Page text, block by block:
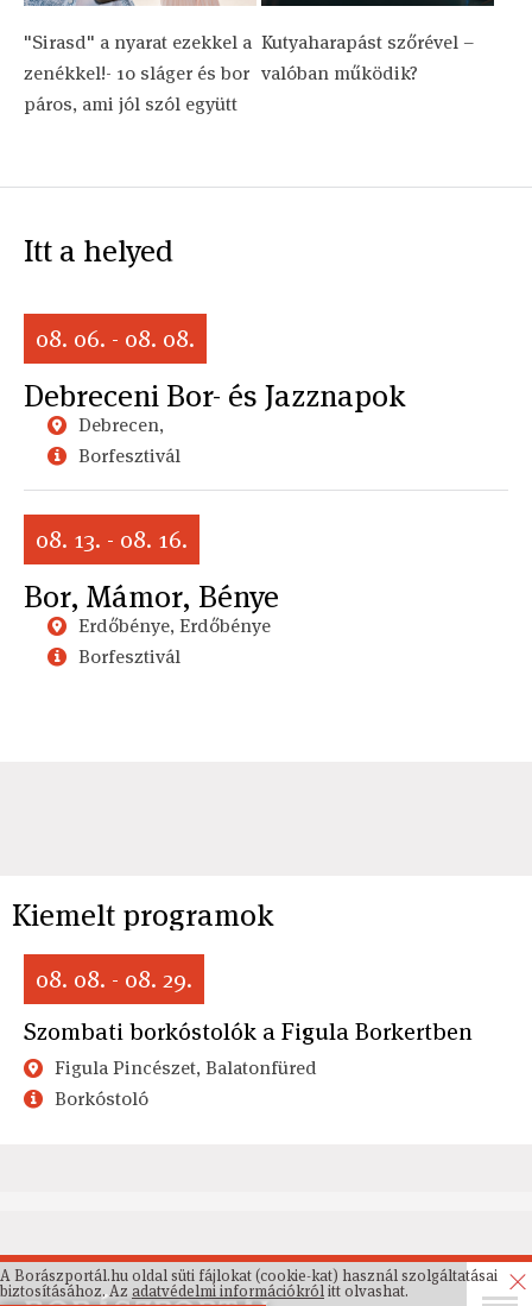
"Sirasd" a nyarat ezekkel a
zenékkel!- 10 sláger és bor
páros, ami jól szól együtt
Kutyaharapást szőrével –
valóban működik?
Itt a helyed
08. 06. - 08. 08.
Debreceni Bor- és Jazznapok
Debrecen,
Borfesztivál
08. 13. - 08. 16.
Bor, Mámor, Bénye
Erdőbénye, Erdőbénye
Borfesztivál
Kiemelt programok
08. 08. - 08. 29.
Szombati borkóstolók a Figula Borkertben
Figula Pincészet, Balatonfüred
Borkóstoló
A Borászportál.hu oldal süti fájlokat (cookie-kat) használ szolgáltatásai
biztosításához. Az adatvédelmi információkrólitt olvashat.